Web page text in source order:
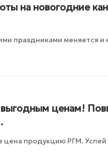
на новогодние
праздниками меняется и
выгодным ценам!
цена продукцию РГМ. Успей